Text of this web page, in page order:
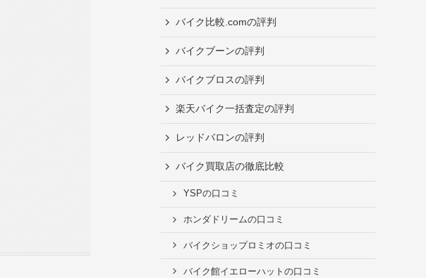
バイク比較.comの評判
バイクブーンの評判
バイクブロスの評判
楽天バイク一括査定の評判
レッドバロンの評判
バイク買取店の徹底比較
YSPの口コミ
ホンダドリームの口コミ
バイクショップロミオの口コミ
バイク館イエローハットの口コミ